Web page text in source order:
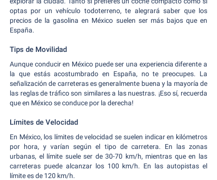
optas por un vehículo todoterreno, te alegrará saber que los
precios de la gasolina en México suelen ser más bajos que en
España.
Tips de Movilidad
Aunque conducir en México puede ser una experiencia diferente a
la que estás acostumbrado en España, no te preocupes. La
señalización de carreteras es generalmente buena y la mayoría de
las reglas de tráfico son similares a las nuestras. ¡Eso sí, recuerda
que en México se conduce por la derecha!
Límites de Velocidad
En México, los límites de velocidad se suelen indicar en kilómetros
por hora, y varían según el tipo de carretera. En las zonas
urbanas, el límite suele ser de 30-70 km/h, mientras que en las
carreteras puede alcanzar los 100 km/h. En las autopistas el
límite es de 120 km/h.